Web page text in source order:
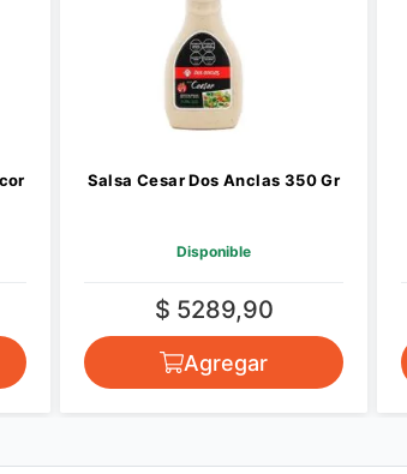
Salsa Cesar Dos Anclas 350 Gr
Disponible
$ 5289,90
Agregar